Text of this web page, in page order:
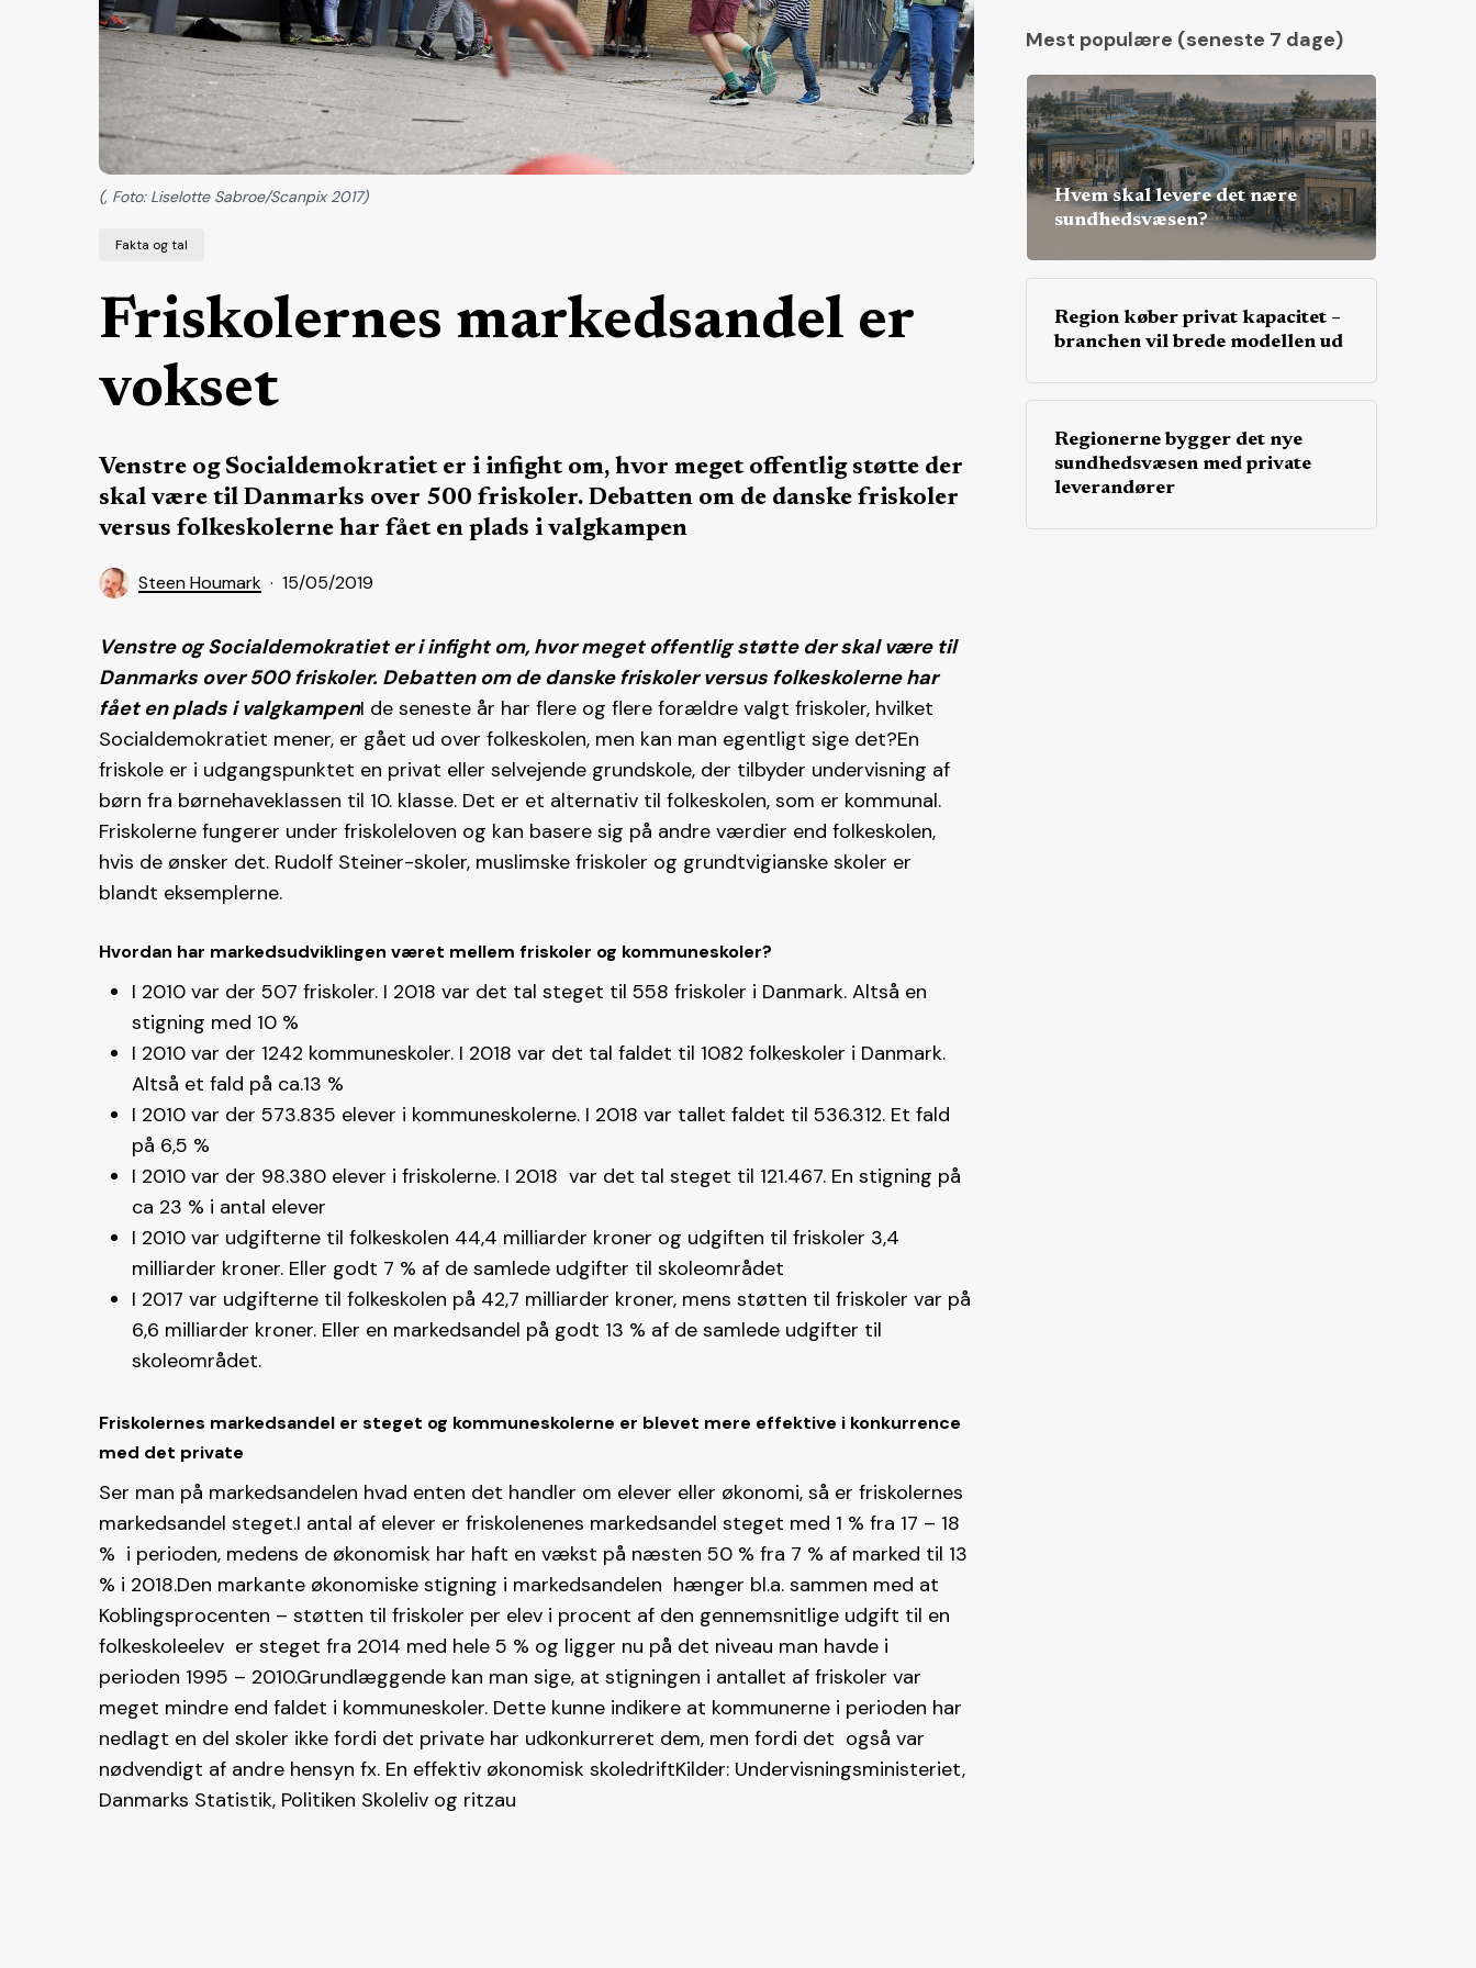
Fakta og tal
Friskolernes markedsandel er
vokset
Venstre og Socialdemokratiet er i infight om, hvor meget offentlig støtte der
skal være til Danmarks over 500 friskoler. Debatten om de danske friskoler
versus folkeskolerne har fået en plads i valgkampen
Steen Houmark 15/05/2019
(, Foto: Liselotte Sabroe/Scanpix 2017)
Venstre og Socialdemokratiet er i infight om, hvor meget offentlig støtte der skal være til
Danmarks over 500 friskoler. Debatten om de danske friskoler versus folkeskolerne har
fået en plads i valgkampenI de seneste år har flere og flere forældre valgt friskoler, hvilket
Socialdemokratiet mener, er gået ud over folkeskolen, men kan man egentligt sige det?En
friskole er i udgangspunktet en privat eller selvejende grundskole, der tilbyder undervisning af
børn fra børnehaveklassen til 10. klasse. Det er et alternativ til folkeskolen, som er kommunal.
Friskolerne fungerer under friskoleloven og kan basere sig på andre værdier end folkeskolen,
hvis de ønsker det. Rudolf Steiner-skoler, muslimske friskoler og grundtvigianske skoler er
blandt eksemplerne.
Hvordan har markedsudviklingen været mellem friskoler og kommuneskoler?
I 2010 var der 507 friskoler. I 2018 var det tal steget til 558 friskoler i Danmark. Altså en
stigning med 10 %
I 2010 var der 1242 kommuneskoler. I 2018 var det tal faldet til 1082 folkeskoler i Danmark.
Altså et fald på ca.13 %
I 2010 var der 573.835 elever i kommuneskolerne. I 2018 var tallet faldet til 536.312. Et fald
på 6,5 %
I 2010 var der 98.380 elever i friskolerne. I 2018 var det tal steget til 121.467. En stigning på
ca 23 % i antal elever
I 2010 var udgifterne til folkeskolen 44,4 milliarder kroner og udgiften til friskoler 3,4
milliarder kroner. Eller godt 7 % af de samlede udgifter til skoleområdet
I 2017 var udgifterne til folkeskolen på 42,7 milliarder kroner, mens støtten til friskoler var på
6,6 milliarder kroner. Eller en markedsandel på godt 13 % af de samlede udgifter til
skoleområdet.
Friskolernes markedsandel er steget og kommuneskolerne er blevet mere effektive i konkurrence
med det private
Ser man på markedsandelen hvad enten det handler om elever eller økonomi, så er friskolernes
markedsandel steget.I antal af elever er friskolenenes markedsandel steget med 1 % fra 17 – 18
% i perioden, medens de økonomisk har haft en vækst på næsten 50 % fra 7 % af marked til 13
% i 2018.Den markante økonomiske stigning i markedsandelen hænger bl.a. sammen med at
Koblingsprocenten – støtten til friskoler per elev i procent af den gennemsnitlige udgift til en
folkeskoleelev er steget fra 2014 med hele 5 % og ligger nu på det niveau man havde i
perioden 1995 – 2010.Grundlæggende kan man sige, at stigningen i antallet af friskoler var
meget mindre end faldet i kommuneskoler. Dette kunne indikere at kommunerne i perioden har
nedlagt en del skoler ikke fordi det private har udkonkurreret dem, men fordi det også var
nødvendigt af andre hensyn fx. En effektiv økonomisk skoledriftKilder: Undervisningsministeriet,
Danmarks Statistik, Politiken Skoleliv og ritzau
Mest populære (seneste 7 dage)
Hvem skal levere det nære
sundhedsvæsen?
Region køber privat kapacitet –
branchen vil brede modellen ud
Regionerne bygger det nye
sundhedsvæsen med private
leverandører